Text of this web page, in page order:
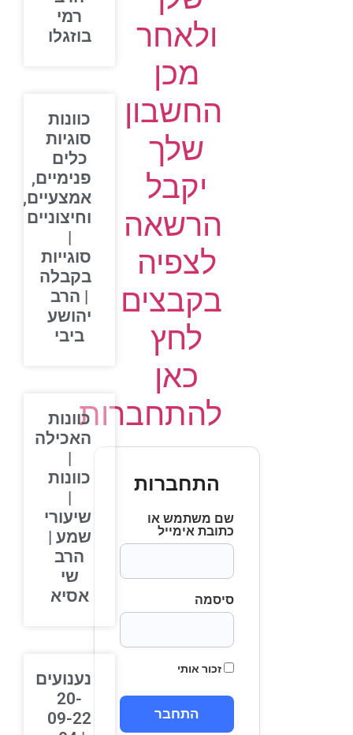
ולאחר
מכן
החשבון
שלך
יקבל
הרשאה
לצפיה
בקבצים
לחץ
כאן
להתחברות
התחברות
שם משתמש או
כתובת אימייל
סיסמה
זכור אותי
רמי
בוזגלו
כוונות
סוגיות
כלים
פנימיים,
אמצעיים,
וחיצוניים
סוגייות
בקבלה
| הרב
יהושע
ביבי
כוונות
האכילה
כוונות
שיעורי
שמע |
הרב
שי
אסיא
נענועים
20-
09-22